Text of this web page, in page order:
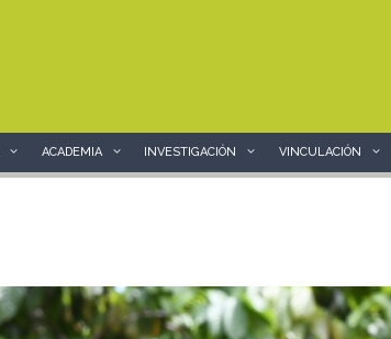
ACADEMIA INVESTIGACIÓN VINCULACIÓN